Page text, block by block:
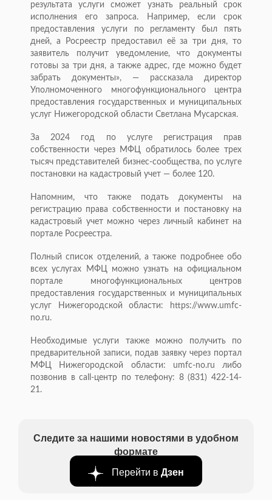
результата услуги сможет узнать реальный срок
исполнения его запроса. Например, если срок
предоставления услуги по регламенту был пять
дней, а Росреестр предоставил её за три дня, то
заявитель получит уведомление, что документы
готовы за три дня, а также адрес, где можно будет
забрать документы», — рассказала директор
Уполномоченного многофункционального центра
предоставления государственных и муниципальных
услуг Нижегородской области Светлана Мусарская.
За 2024 год по услуге регистрация прав
собственности через МФЦ обратилось более трех
тысяч представителей бизнес-сообщества, по услуге
постановки на кадастровый учет — более 120.
Напомним, что также подать документы на
регистрацию права собственности и постановку на
кадастровый учет можно через личный кабинет на
портале Росреестра.
Полный список отделений, а также подробнее обо
всех услугах МФЦ можно узнать на официальном
портале многофункциональных центров
предоставления государственных и муниципальных
услуг Нижегородской области: https://www.umfc-
no.ru.
Необходимые услуги также можно получить по
предварительной записи, подав заявку через портал
МФЦ Нижегородской области: umfc-no.ru либо
позвонив в call-центр по телефону: 8 (831) 422-14-
21.
Следите за нашими новостями в удобном
формате
Перейти в Дзен